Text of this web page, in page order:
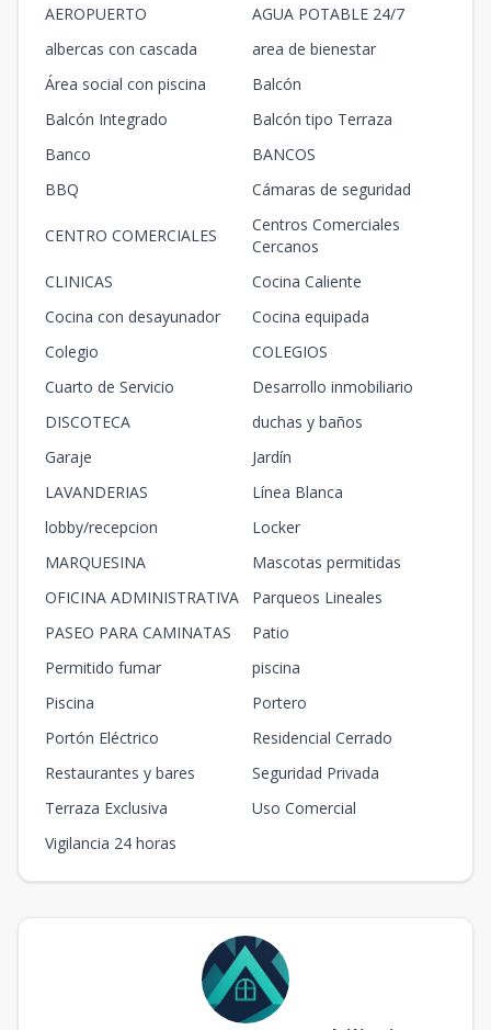
AEROPUERTO
AGUA POTABLE 24/7
albercas con cascada
area de bienestar
Área social con piscina
Balcón
Balcón Integrado
Balcón tipo Terraza
Banco
BANCOS
BBQ
Cámaras de seguridad
CENTRO COMERCIALES
Centros Comerciales
Cercanos
CLINICAS
Cocina Caliente
Cocina con desayunador
Cocina equipada
Colegio
COLEGIOS
Cuarto de Servicio
Desarrollo inmobiliario
DISCOTECA
duchas y baños
Garaje
Jardín
LAVANDERIAS
Línea Blanca
lobby/recepcion
Locker
MARQUESINA
Mascotas permitidas
OFICINA ADMINISTRATIVA
Parqueos Lineales
PASEO PARA CAMINATAS
Patio
Permitido fumar
piscina
Piscina
Portero
Portón Eléctrico
Residencial Cerrado
Restaurantes y bares
Seguridad Privada
Terraza Exclusiva
Uso Comercial
Vigilancia 24 horas